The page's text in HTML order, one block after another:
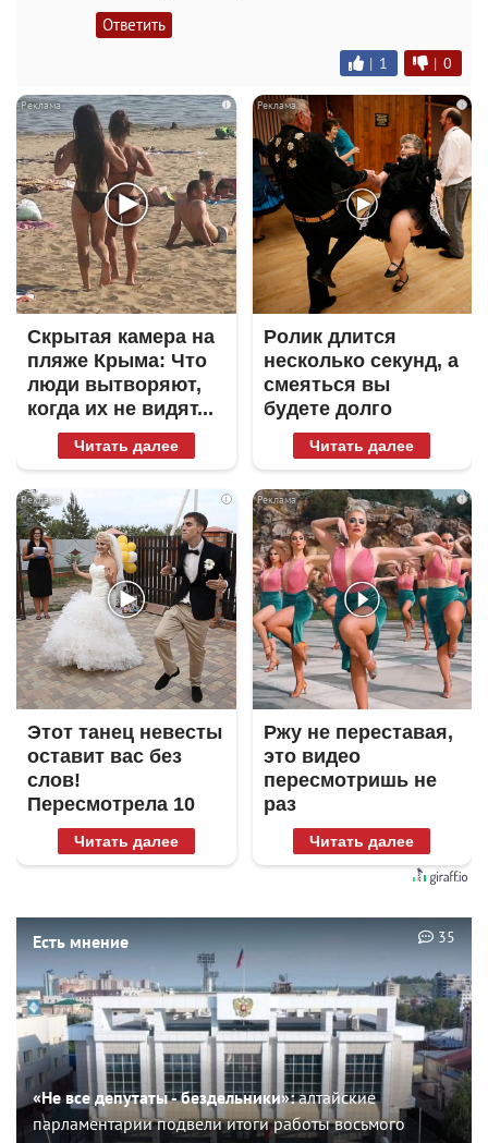
Ответить
| 1 | 0
i
Скрытая камера на
пляже Крыма: Что
люди вытворяют,
когда их не видят...
Читать далее
i
Ролик длится
несколько секунд, а
смеяться вы
будете долго
Читать далее
i
Этот танец невесты
оставит вас без
слов!
Пересмотрела 10
раз
Читать далее
i
Ржу не переставая,
это видео
пересмотришь не
раз
Читать далее
Есть мнение
«Не все депутаты - бездельники»:алтайские
парламентарии подвели итоги работы восьмого
35